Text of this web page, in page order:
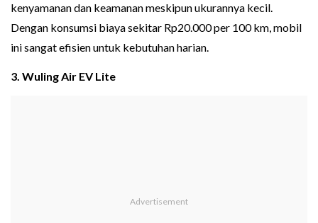
kenyamanan dan keamanan meskipun ukurannya kecil.
Dengan konsumsi biaya sekitar Rp20.000 per 100 km, mobil
ini sangat efisien untuk kebutuhan harian.
3. Wuling Air EV Lite